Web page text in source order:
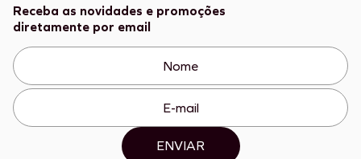
Receba as novidades e promoções
diretamente por email
ENVIAR